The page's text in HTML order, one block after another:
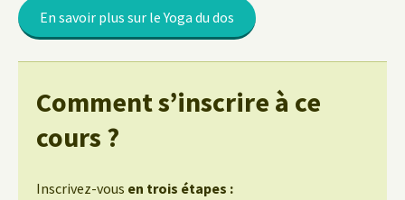
En savoir plus sur le Yoga du dos
Comment s’inscrire à ce
cours ?
Inscrivez-vous en trois étapes :